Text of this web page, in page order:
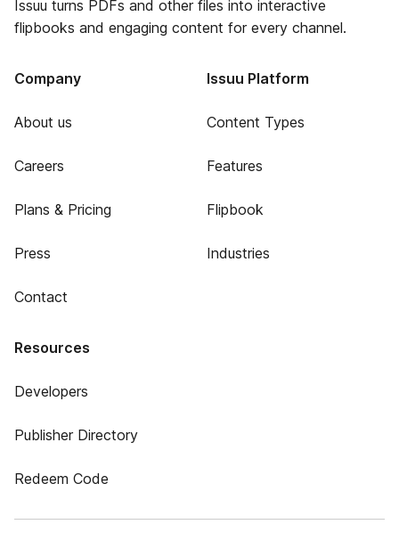
Issuu turns PDFs and other files into interactive
flipbooks and engaging content for every channel.
Company
About us
Careers
Plans & Pricing
Press
Contact
Issuu Platform
Content Types
Features
Flipbook
Industries
Resources
Developers
Publisher Directory
Redeem Code